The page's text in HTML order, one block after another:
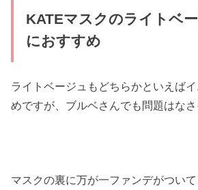
KATEマスクのライトベ
におすすめ
ライトベージュもどちらかといえば
めですが、ブルベさんでも問題はなさ
マスクの裏に万が一ファンデがつい